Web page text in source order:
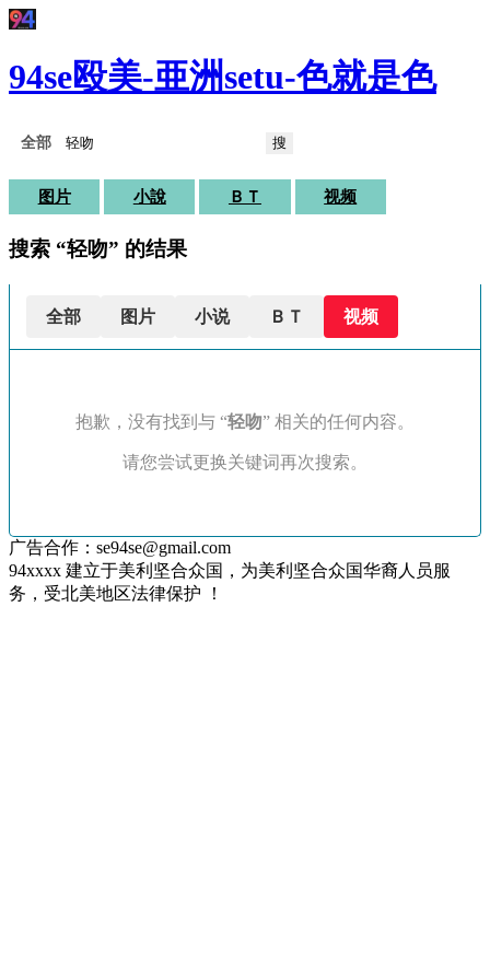
94se殴美-亜洲setu-色就是色
搜
图片 小說 ＢＴ 视频
搜索 “轻吻” 的结果
全部 图片 小说 ＢＴ 视频
抱歉，没有找到与 “轻吻” 相关的任何内容。
请您尝试更换关键词再次搜索。
广告合作：se94se@gmail.com
94xxxx 建立于美利坚合众国，为美利坚合众国华裔人员服
务，受北美地区法律保护 ！